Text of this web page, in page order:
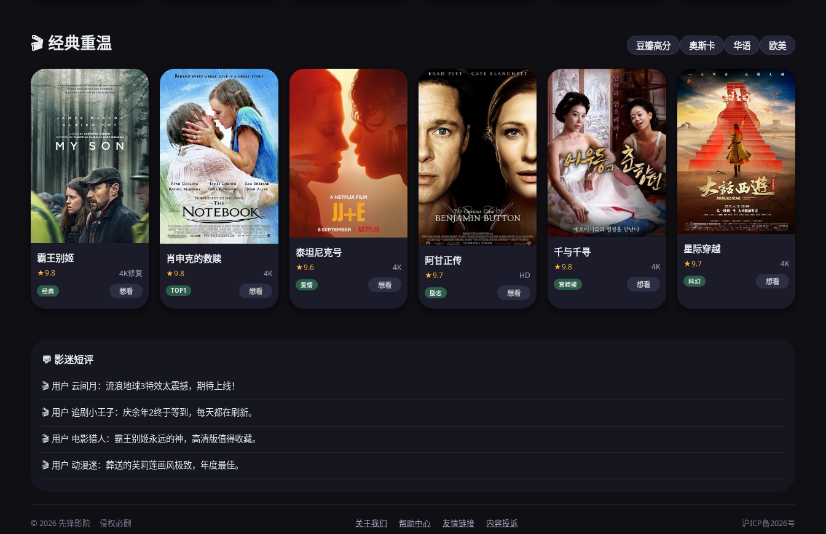
🎬 经典重温 豆瓣高分 奥斯卡 华语 欧美
霸王别姬
★9.8 4K修复
经典 想看
肖申克的救赎
★9.8 4K
TOP1 想看
泰坦尼克号
★9.6 4K
爱情 想看
阿甘正传
★9.7 HD
励志 想看
千与千寻
★9.8 4K
宫崎骏 想看
星际穿越
★9.7 4K
科幻 想看
💬 影迷短评
🎬 用户 云间月：流浪地球3特效太震撼，期待上线！
🎬 用户 追剧小王子：庆余年2终于等到，每天都在刷新。
🎬 用户 电影猎人：霸王别姬永远的神，高清版值得收藏。
🎬 用户 动漫迷：葬送的芙莉莲画风极致，年度最佳。
© 2026 先锋影院 侵权必删 关于我们 帮助中心 友情链接 内容投诉 沪ICP备2026号